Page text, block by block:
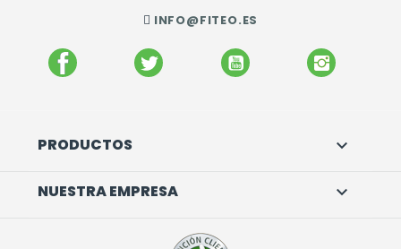
INFO@FITEO.ES
FACEBOOK TWITTER YOUTUBE
PRODUCTOS 
NUESTRA EMPRESA 